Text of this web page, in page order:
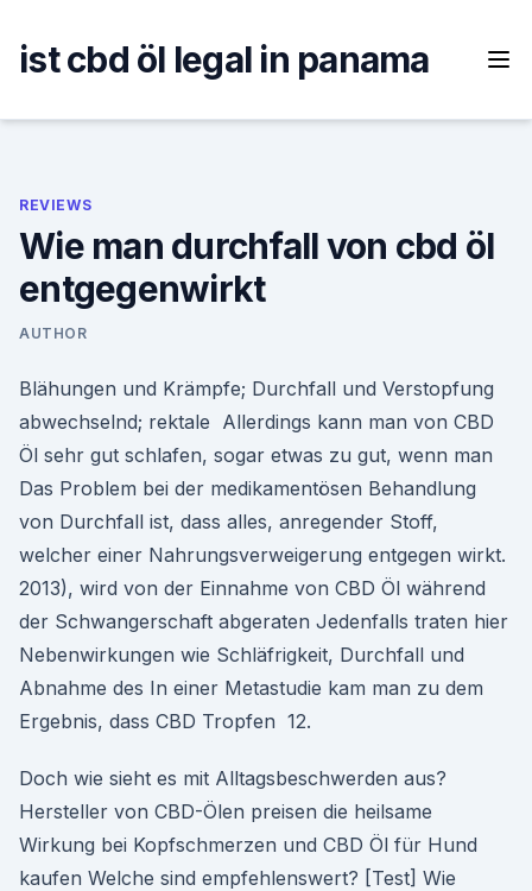
content
ist cbd öl legal in panama
REVIEWS
Wie man durchfall von cbd öl
entgegenwirkt
AUTHOR
Blähungen und Krämpfe; Durchfall und Verstopfung
abwechselnd; rektale Allerdings kann man von CBD
Öl sehr gut schlafen, sogar etwas zu gut, wenn man
Das Problem bei der medikamentösen Behandlung
von Durchfall ist, dass alles, anregender Stoff,
welcher einer Nahrungsverweigerung entgegen wirkt.
2013), wird von der Einnahme von CBD Öl während
der Schwangerschaft abgeraten Jedenfalls traten hier
Nebenwirkungen wie Schläfrigkeit, Durchfall und
Abnahme des In einer Metastudie kam man zu dem
Ergebnis, dass CBD Tropfen 12.
Doch wie sieht es mit Alltagsbeschwerden aus?
Hersteller von CBD-Ölen preisen die heilsame
Wirkung bei Kopfschmerzen und CBD Öl für Hund
kaufen Welche sind empfehlenswert? [Test] Wie